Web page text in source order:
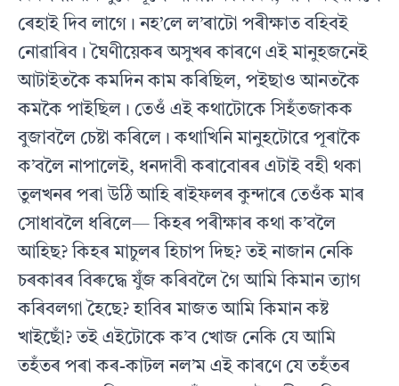
ৰেহাই দিব লাগে। নহ’লে ল’ৰাটো পৰীক্ষাত বহিবই
নোৱাৰিব। ঘৈণীয়েকৰ অসুখৰ কাৰণে এই মানুহজনেই
আটাইতকৈ কমদিন কাম কৰিছিল, পইছাও আনতকৈ
কমকৈ পাইছিল। তেওঁ এই কথাটোকে সিহঁতজাকক
বুজাবলৈ চেষ্টা কৰিলে। কথাখিনি মানুহটোৱে পূৰাকৈ
ক’বলৈ নাপালেই, ধনদাবী কৰাবোৰৰ এটাই বহী থকা
তুলখনৰ পৰা উঠি আহি ৰাইফলৰ কুন্দাৰে তেওঁক মাৰ
সোধাবলৈ ধৰিলে— কিহৰ পৰীক্ষাৰ কথা ক’বলৈ
আহিছ? কিহৰ মাচুলৰ হিচাপ দিছ? তই নাজান নেকি
চৰকাৰৰ বিৰুদ্ধে যুঁজ কৰিবলৈ গৈ আমি কিমান ত্যাগ
কৰিবলগা হৈছে? হাবিৰ মাজত আমি কিমান কষ্ট
খাইছোঁ? তই এইটোকে ক’ব খোজ নেকি যে আমি
তহঁতৰ পৰা কৰ-কাটল নল’ম এই কাৰণে যে তহঁতৰ